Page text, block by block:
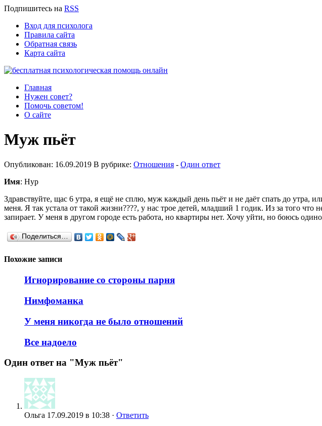
Подпишитесь на RSS
Вход для психолога
Правила сайта
Обратная связь
Карта сайта
Главная
Нужен совет?
Помочь советом!
О сайте
Муж пьёт
Опубликован: 16.09.2019 В рубрике: Отношения - Один ответ
Имя: Нур
Здравствуйте, щас 6 утра, я ещё не сплю, муж каждый день пьёт и не даёт спать до утра,
меня. Я так устала от такой жизни????, у нас трое детей, младший 1 годик. Из за того
запирает. У меня в другом городе есть работа, но квартиры нет. Хочу уйти, но боюсь
Поделиться…
Похожие записи
Игнорирование со стороны парня
Нимфоманка
У меня никогда не было отношений
Все надоело
Один ответ на "Муж пьёт"
Ольга 17.09.2019 в 10:38 · Ответить